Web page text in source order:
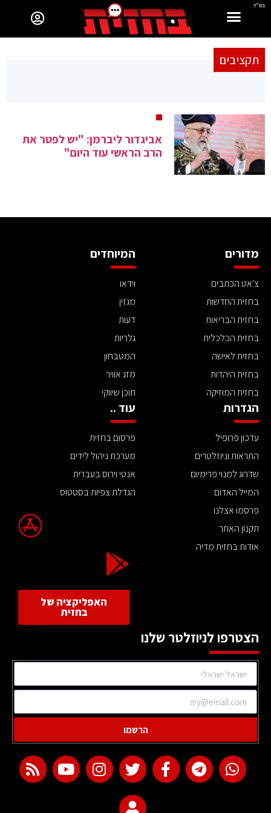
בס"ד
תקציבים
אביגדור ליברמן: "יש לפטר את
הרב הראשי עוד היום"
מדורים
צ'אט הכתבים
בחזית החדשות
בחזית הבריאות
בחזית הכלכלית
בחזית לאישה
בחזית היהדות
בחזית המוזיקה
המיוחדים
וידאו
מגזין
דעות
גלריות
המטבחון
מזג אוויר
תוכן שיווקי
הגדרות
עדכון פרופיל
התראות וניוזלטרים
שדרוג למנוי פרימיום
המייל האדום
פרסמו אצלנו
תקנון האתר
אודות בחזית מדיה
עוד ..
פרסום בחזית
מערכת ניהול לידים
אנטי וירוס בעברית
הגדלת צפיות בסטטוס
האפליקציה של
בחזית
הצטרפו לניוזלטר שלנו
הרשמו